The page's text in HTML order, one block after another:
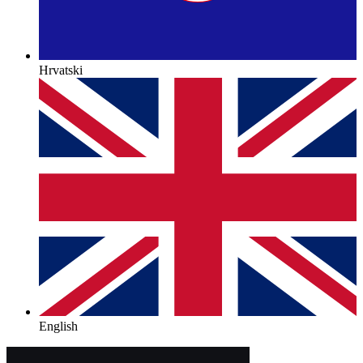
Hrvatski
English